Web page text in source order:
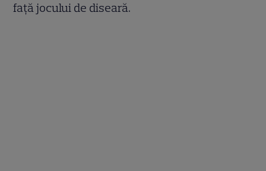
față jocului de diseară.